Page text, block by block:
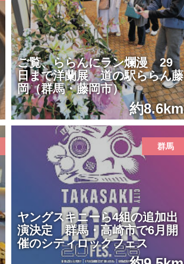
ご覧、ららんにラン爛漫 29
日まで洋蘭展 道の駅ららん藤
岡（群馬・藤岡市）
約8.6km
群馬
ヤングスキニーら4組の追加出
演決定 群馬・高崎市で6月開
催のシティロックフェス